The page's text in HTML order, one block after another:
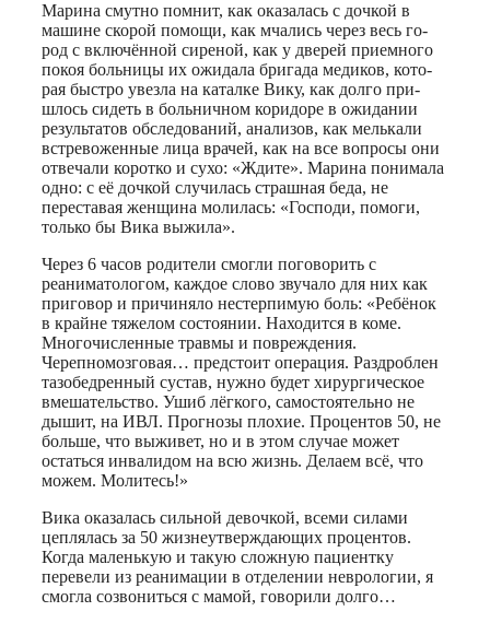
Марина смутно помнит, как оказалась с дочкой в
машине скорой помощи, как мчались через весь го-
род с включённой сиреной, как у дверей приемного
покоя больницы их ожидала бригада медиков, кото-
рая быстро увезла на каталке Вику, как долго при-
шлось сидеть в больничном коридоре в ожидании
результатов обследований, анализов, как мелькали
встревоженные лица врачей, как на все вопросы они
отвечали коротко и сухо: «Ждите». Марина понимала
одно: с её дочкой случилась страшная беда, не
переставая женщина молилась: «Господи, помоги,
только бы Вика выжила».
Через 6 часов родители смогли поговорить с
реаниматологом, каждое слово звучало для них как
приговор и причиняло нестерпимую боль: «Ребёнок
в крайне тяжелом состоянии. Находится в коме.
Многочисленные травмы и повреждения.
Черепномозговая… предстоит операция. Раздроблен
тазобедренный сустав, нужно будет хирургическое
вмешательство. Ушиб лёгкого, самостоятельно не
дышит, на ИВЛ. Прогнозы плохие. Процентов 50, не
больше, что выживет, но и в этом случае может
остаться инвалидом на всю жизнь. Делаем всё, что
можем. Молитесь!»
Вика оказалась сильной девочкой, всеми силами
цеплялась за 50 жизнеутверждающих процентов.
Когда маленькую и такую сложную пациентку
перевели из реанимации в отделении неврологии, я
смогла созвониться с мамой, говорили долго…